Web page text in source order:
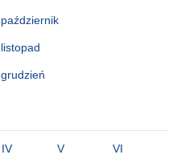
październik
listopad
grudzień
IV V VI